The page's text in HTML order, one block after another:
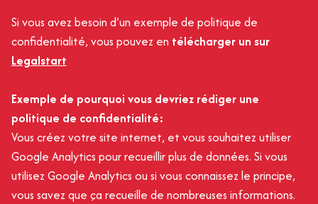
Si vous avez besoin d’un exemple de politique de
confidentialité, vous pouvez en télécharger un sur
Legalstart
Exemple de pourquoi vous devriez rédiger une
politique de confidentialité:
Vous créez votre site internet, et vous souhaitez utiliser
Google Analytics pour recueillir plus de données. Si vous
utilisez Google Analytics ou si vous connaissez le principe,
vous savez que ça recueille de nombreuses informations.